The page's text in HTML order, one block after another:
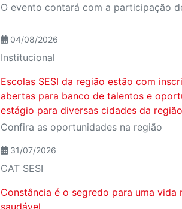
04/08/2026
Institucional
Escolas SESI da região estão com
abertas para banco de talentos e
estágio para diversas cidades da região
Confira as oportunidades na região
31/07/2026
CAT SESI
Constância é o segredo para uma vida
saudável